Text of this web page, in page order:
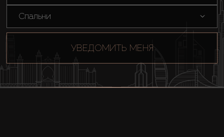
Спальни
УВЕДОМИТЬ МЕНЯ